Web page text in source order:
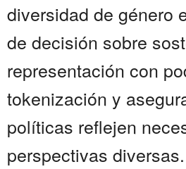
diversidad de género
de decisión sobre
representación con
tokenización y
políticas reflejen
perspectivas